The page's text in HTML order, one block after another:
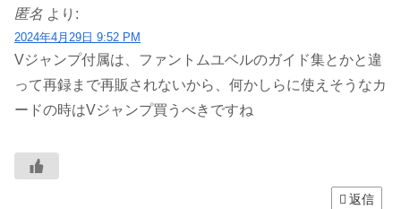
匿名 より:
2024年4月29日 9:52 PM
Vジャンプ付属は、ファントムユベルのガイド集とかと違
って再録まで再販されないから、何かしらに使えそうなカ
ードの時はVジャンプ買うべきですね
返信